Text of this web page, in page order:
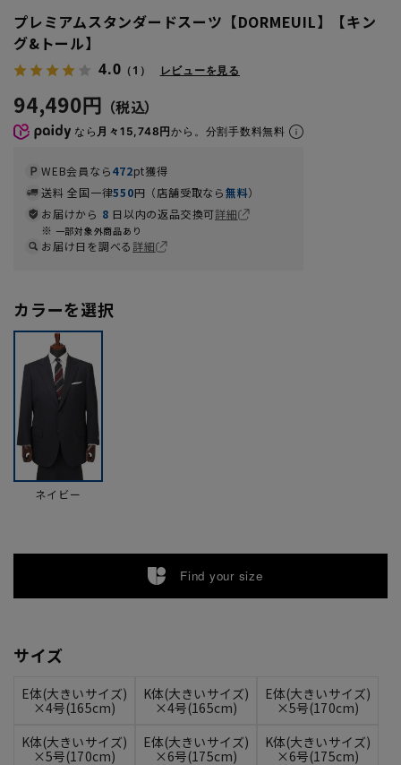
プレミアムスタンダードスーツ【DORMEUIL】【キン
グ&トール】
4.0 （1） レビューを見る
94,490円
なら 月々15,748円から。分割手数料無料
WEB会員なら472pt獲得
送料 全国一律550円（店舗受取なら無料）
お届けから 8 日以内の返品交換可詳細
一部対象外商品あり
お届け日を調べる詳細
カラーを選択
ネイビー
Find your size
サイズ
E体(大きいサイズ)
×4号(165cm)
K体(大きいサイズ)
×4号(165cm)
E体(大きいサイズ)
×5号(170cm)
K体(大きいサイズ)
×5号(170cm)
E体(大きいサイズ)
×6号(175cm)
K体(大きいサイズ)
×6号(175cm)